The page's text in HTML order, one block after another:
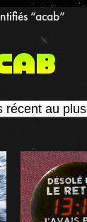
“acab”